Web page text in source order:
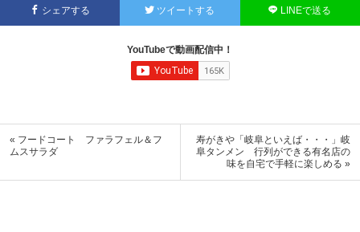
シェアする ツイートする LINEで送る
YouTubeで動画配信中！
« フードコート ファラフェル＆フ
ムスサラダ
寿がきや「岐阜といえば・・・」岐
阜タンメン 行列ができる有名店の
味を自宅で手軽に楽しめる »